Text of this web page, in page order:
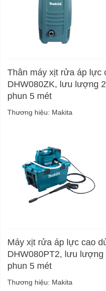
Thân máy xịt rửa áp lực
DHW080ZK, lưu lượng
phun 5 mét
Thương hiệu: Makita
Máy xịt rửa áp lực cao
DHW080PT2, lưu
phun 5 mét
Thương hiệu: Makita